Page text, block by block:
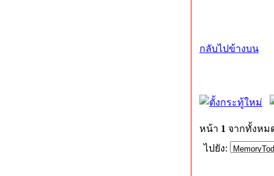
กลับไปข้างบน
หน้า 1 จากทั้งห
ไปยัง: